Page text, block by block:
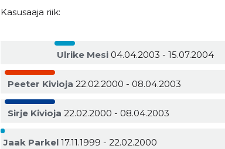
Kasusaaja riik:
Ulrike Mesi04.04.2003 - 15.07.2004
Peeter Kivioja 22.02.2000 - 08.04.2003
Sirje Kivioja 22.02.2000 - 08.04.2003
Jaak Parkel17.11.1999 - 22.02.2000